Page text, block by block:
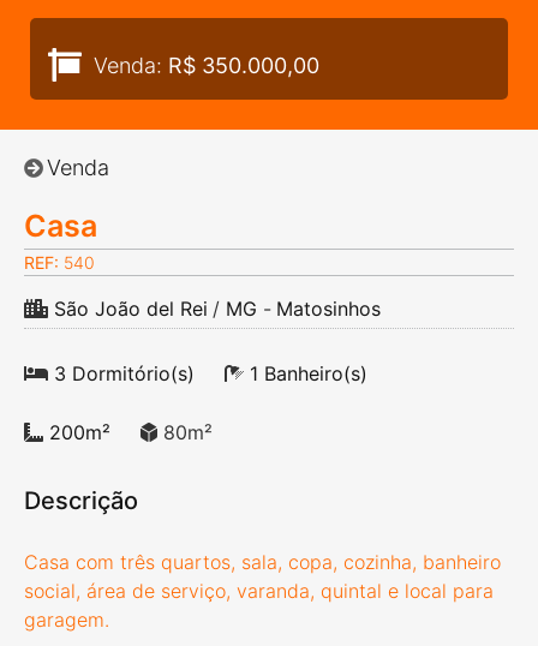
Venda: R$ 350.000,00
Venda
Casa
REF: 540
São João del Rei / MG - Matosinhos
3 Dormitório(s) 1 Banheiro(s)
200m² 80m²
Descrição
Casa com três quartos, sala, copa, cozinha, banheiro
social, área de serviço, varanda, quintal e local para
garagem.